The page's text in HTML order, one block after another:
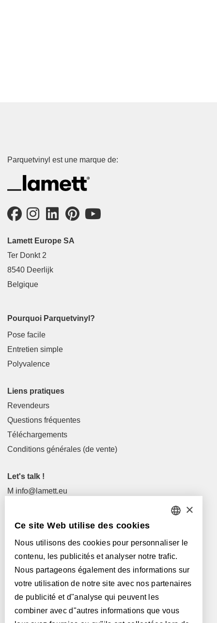
Parquetvinyl est une marque de:
Lamett Europe SA
Ter Donkt 2
8540 Deerlijk
Belgique
Pourquoi Parquetvinyl?
Pose facile
Entretien simple
Polyvalence
Liens pratiques
Revendeurs
Questions fréquentes
Téléchargements
Conditions générales (de vente)
Let's talk !
M info@lamett.eu
Visitez-nous !
Revendeurs
Avec le soutien de: ENGLISH
GERMAN
×
Ce site Web utilise des cookies
Nous utilisons des cookies pour personnaliser le
contenu, les publicités et analyser notre trafic.
Nous partageons également des informations sur
votre utilisation de notre site avec nos partenaires
de publicité et d"analyse qui peuvent les
combiner avec d"autres informations que vous